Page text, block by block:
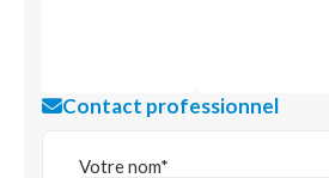
Contact professionnel
Votre nom*